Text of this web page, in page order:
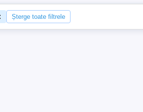
Șterge toate filtrele